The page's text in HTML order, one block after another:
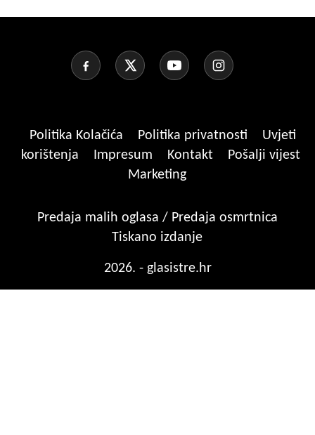
Politika Kolačića Politika privatnosti
Uvjeti
korištenja
Impresum Kontakt
Pošalji vijest
Marketing
Predaja malih oglasa / Predaja osmrtnica
Tiskano izdanje
2026. - glasistre.hr